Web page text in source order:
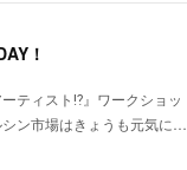
！
ティスト⁉︎』ワークショッ
ン市場はきょうも元気に…